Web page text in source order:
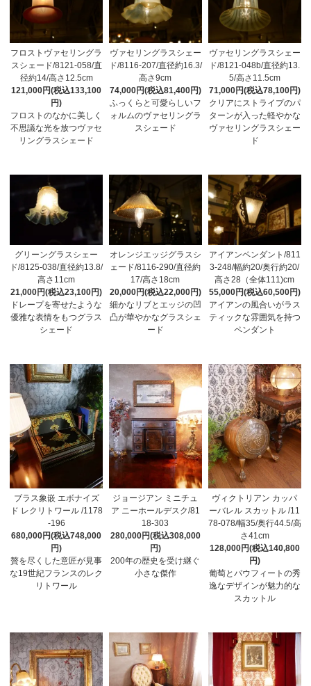
フロストヴァセリングラ
スシェード/8121-058/直
径約14/高さ12.5cm
121,000円(税込133,100
円)
フロストのなかに美しく
不思議な光を放つヴァセ
リングラスシェード
ヴァセリングラスシェー
ド/8116-207/直径約16.3/
高さ9cm
74,000円(税込81,400円)
ふっくらと可愛らしいフ
ォルムのヴァセリングラ
スシェード
ヴァセリングラスシェー
ド/8121-048b/直径約13.
5/高さ11.5cm
71,000円(税込78,100円)
クリアにストライプのパ
ターンが入った軽やかな
ヴァセリングラスシェー
ド
グリーングラスシェー
ド/8125-038/直径約13.8/
高さ11cm
21,000円(税込23,100円)
ドレープを寄せたような
優雅な表情をもつグラス
シェード
オレンジエッジグラスシ
ェード/8116-290/直径約
17/高さ18cm
20,000円(税込22,000円)
細かなリブとエッジの凹
凸が華やかなグラスシェ
ード
アイアンペンダント/811
3-248/幅約20/奥行約20/
高さ28（全体111)cm
55,000円(税込60,500円)
アイアンの風合いがラス
ティックな雰囲気を持つ
ペンダント
ブラス象嵌 エボナイズ
ド レクリトワール /1178
-196
680,000円(税込748,000
円)
贅を尽くした意匠が見事
な19世紀フランスのレク
リトワール
ジョージアン ミニチュ
ア ニーホールデスク/81
18-303
280,000円(税込308,000
円)
200年の歴史を受け継ぐ
小さな傑作
ヴィクトリアン カッパ
ーバレル スカットル /11
78-078/幅35/奥行44.5/高
さ41cm
128,000円(税込140,800
円)
葡萄とパウフィートの秀
逸なデザインが魅力的な
スカットル